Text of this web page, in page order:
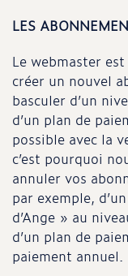
LES
Le webmaster
créer un nouvel
basculer d’un
d’un plan de
possible avec la
c’est pourquoi
annuler vos
par exemple,
d’Ange » au
d’un plan de
paiement annuel.